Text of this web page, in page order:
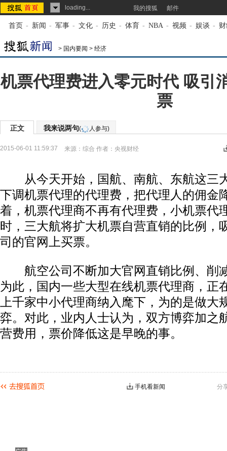
loading... 我的搜狐 邮件
首页 - 新闻 - 军事 - 文化 - 历史 - 体育 - NBA - 视频 - 娱谈 -
> 国内要闻 > 经济
机票代理费进入零元时代 吸引
票
正文 我来说两句( 人参与)
2015-06-01 11:59:37 来源： 综合 作者：央视财经
从今天开始，国航、南航、东航这三
下调机票代理的代理费，把代理人的佣金
着，机票代理商不再有代理费，小机票代
时，三大航将扩大机票自营直销的比例，
司的官网上买票。
航空公司不断加大官网直销比例、削
为此，国内一些大型在线机票代理商，正
上千家中小代理商纳入麾下，为的是做大
弈。对此，业内人士认为，双方博弈加之
营费用，票价降低这是早晚的事。
分
手机看新闻